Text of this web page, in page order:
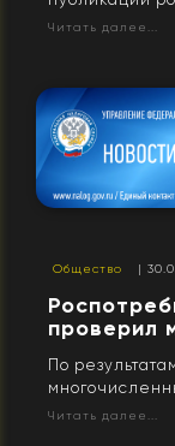
Читать далее...
Общество |
проверил
По
Читать далее...